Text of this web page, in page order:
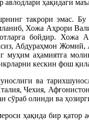
ҳақидаги
такрори эмас.
Хожа Аҳрори
бойдир.
Абдураҳмон
аҳамиятга
кескин фош
ва
Чехия,
олинди ва
ҳақида бир